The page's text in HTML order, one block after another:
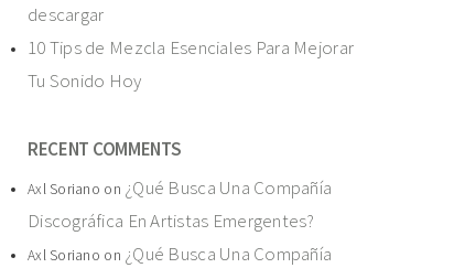
descargar
10 Tips de Mezcla Esenciales Para Mejorar
Tu Sonido Hoy
RECENT COMMENTS
Axl Soriano on ¿Qué Busca Una Compañía
Discográfica En Artistas Emergentes?
Axl Soriano on ¿Qué Busca Una Compañía